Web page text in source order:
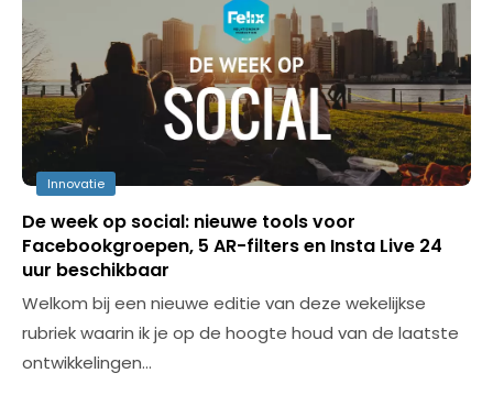
Innovatie
De week op social: nieuwe tools voor
Facebookgroepen, 5 AR-filters en Insta Live 24
uur beschikbaar
Welkom bij een nieuwe editie van deze wekelijkse
rubriek waarin ik je op de hoogte houd van de laatste
ontwikkelingen…